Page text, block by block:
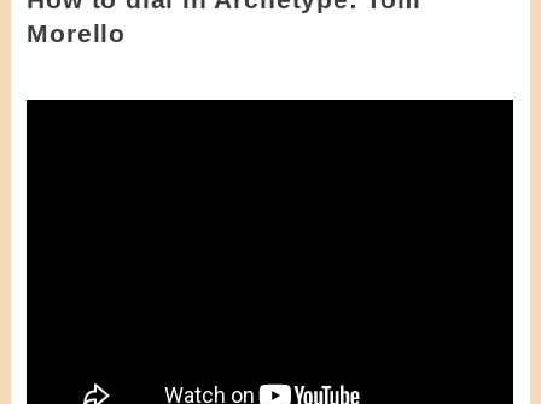
Morello